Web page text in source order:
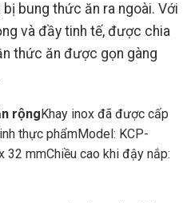
bung thức ăn ra ngoài. Với
và đầy tinh tế, được chia
thức ăn được gọn gàng
rộng Khay inox đã được cấp
thực phẩmModel: KCP-
32 mmChiều cao khi đậy nắp: